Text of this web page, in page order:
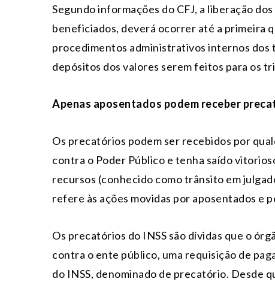
Segundo informações do CFJ, a liberação
beneficiados, deverá ocorrer até a primeira
procedimentos administrativos internos dos
depósitos dos valores serem feitos para os
Apenas aposentados podem receber
Os precatórios podem ser recebidos por
contra o Poder Público e tenha saído
recursos (conhecido como trânsito em
refere às ações movidas por aposentados e
Os precatórios do INSS são dívidas que o
contra o ente público, uma requisição de
do INSS, denominado de precatório. Desde